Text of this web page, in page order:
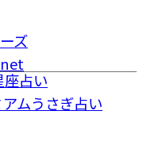
占い
ムうさぎ占い
ズ